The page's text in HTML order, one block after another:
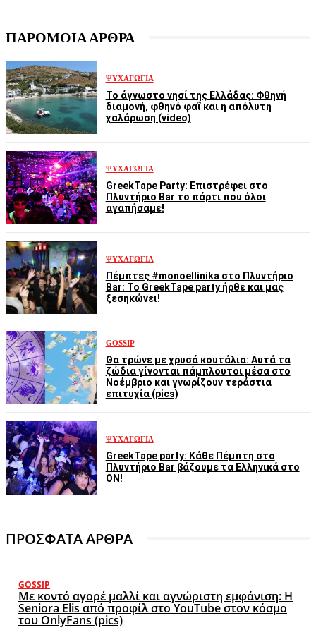
ΠΑΡΟΜΟΙΑ ΑΡΘΡΑ
ΨΥΧΑΓΩΓΊΑ
Το άγνωστο νησί της Ελλάδας: Φθηνή
διαμονή, φθηνό φαΐ και η απόλυτη
χαλάρωση (video)
ΨΥΧΑΓΩΓΊΑ
GreekTape Party: Επιστρέφει στο
Πλυντήριο Bar το πάρτι που όλοι
αγαπήσαμε!
ΨΥΧΑΓΩΓΊΑ
Πέμπτες #monoellinika στο Πλυντήριο
Bar: Το GreekTape party ήρθε και μας
ξεσηκώνει!
GOSSIP
Θα τρώνε με χρυσά κουτάλια: Αυτά τα
ζώδια γίνονται πάμπλουτοι μέσα στο
Νοέμβριο και γνωρίζουν τεράστια
επιτυχία (pics)
ΨΥΧΑΓΩΓΊΑ
GreekTape party: Κάθε Πέμπτη στο
Πλυντήριο Bar βάζουμε τα Ελληνικά στο
ON!
ΠΡΟΣΦΑΤΑ ΑΡΘΡΑ
GOSSIP
Με κοντό αγορέ μαλλί και αγνώριστη εμφάνιση: Η
Seniora Elis από προφίλ στο YouTube στον κόσμο
του OnlyFans (pics)